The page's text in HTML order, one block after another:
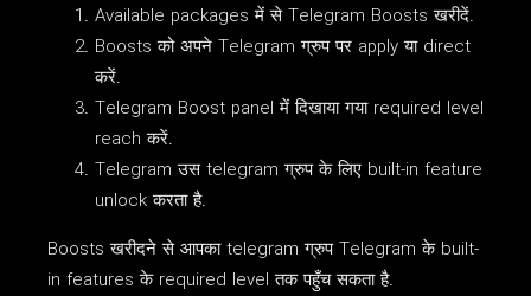
Available packages में से Telegram Boosts खरीदें.
Boosts को अपने Telegram ग्रुप पर apply या direct
करें.
Telegram Boost panel में दिखाया गया required level
reach करें.
Telegram उस telegram ग्रुप के लिए built-in feature
unlock करता है.
Boosts खरीदने से आपका telegram ग्रुप Telegram के built-
in features के required level तक पहुँच सकता है.